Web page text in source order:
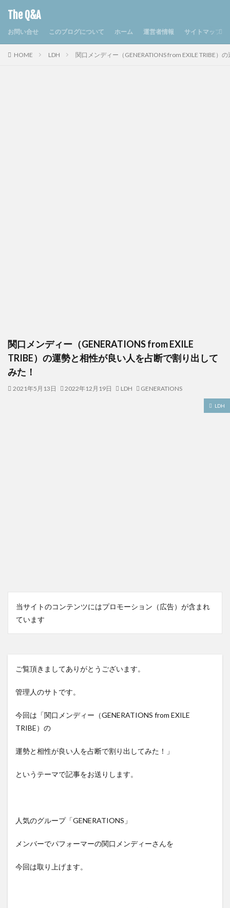
The Q&A
お問い合せ このブログについて ホーム 運営者情報 サイトマップ
HOME LDH 関口メンディー（GENERATIONS from EXILE TRIBE）
関口メンディー（GENERATIONS from EXILE
TRIBE）の運勢と相性が良い人を占断で割り出して
みた！
2021年5月13日 2022年12月19日 LDH GENERATIONS
LDH
当サイトのコンテンツにはプロモーション（広告）が含まれ
ています
ご覧頂きましてありがとうございます。
管理人のサトです。
今回は「関口メンディー（GENERATIONS from EXILE
TRIBE）の
運勢と相性が良い人を占断で割り出してみた！」
というテーマで記事をお送りします。
人気のグループ「GENERATIONS」
メンバーでパフォーマーの関口メンディーさんを
今回は取り上げます。